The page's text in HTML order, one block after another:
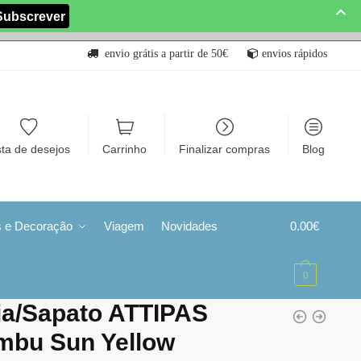
envio grátis a partir de 50€ envios rápidos
de desejos Carrinho Finalizar compras Blog
e Decoração Viagem Novidades 0.00€
0
Sapato ATTIPAS
Sun Yellow